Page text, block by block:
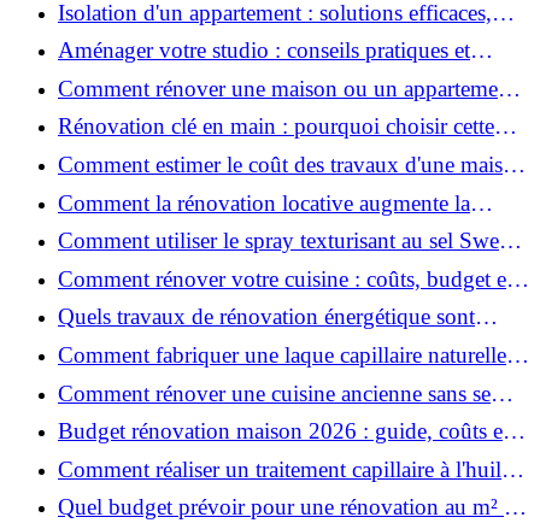
Isolation d'un appartement : solutions efficaces,
prix et conseils
Aménager votre studio : conseils pratiques et
erreurs à éviter
Comment rénover une maison ou un appartement
avec 50 000 € : budget, étapes et astuces ?
Rénovation clé en main : pourquoi choisir cette
solution et à quoi faire attention ?
Comment estimer le coût des travaux d'une maison
?
Comment la rénovation locative augmente la
rentabilité de votre parc immobilier ?
Comment utiliser le spray texturisant au sel Sweet
Salt pour des cheveux effet plage ?
Comment rénover votre cuisine : coûts, budget et
astuces bois ?
Quels travaux de rénovation énergétique sont
éligibles à MaPrimeRénov' ?
Comment fabriquer une laque capillaire naturelle
maison ?
Comment rénover une cuisine ancienne sans se
ruiner ?
Budget rénovation maison 2026 : guide, coûts et
astuces
Comment réaliser un traitement capillaire à l'huile
maison efficace ?
Quel budget prévoir pour une rénovation au m² en